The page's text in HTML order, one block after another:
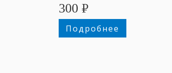
300 ₽
Подробнее